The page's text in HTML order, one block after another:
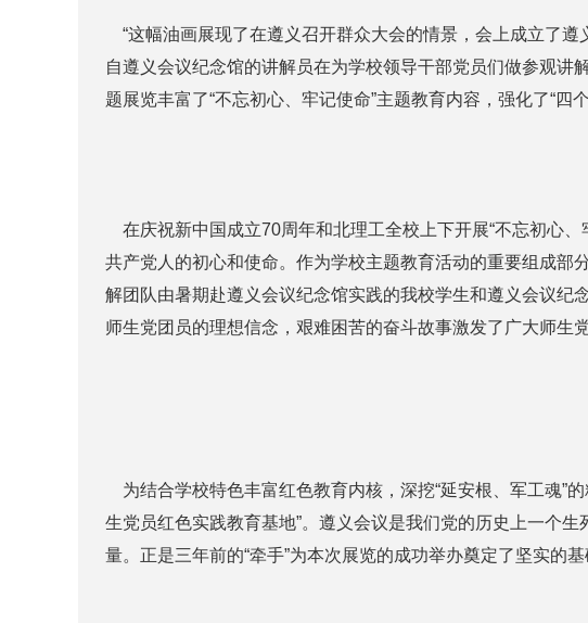
“这幅油画展现了在遵义召开群众大会的情景，会上成立了
自遵义会议纪念馆的讲解员在为学校领导干部党员们做参观讲
题展览丰富了“不忘初心、牢记使命”主题教育内容，强化了“四
在庆祝新中国成立70周年和北理工全校上下开展“不忘初心
共产党人的初心和使命。作为学校主题教育活动的重要组成
解团队由暑期赴遵义会议纪念馆实践的我校学生和遵义会议纪
师生党团员的理想信念，艰难困苦的奋斗故事激发了广大师生
为结合学校特色丰富红色教育内核，深挖“延安根、军工魂”
生党员红色实践教育基地”。遵义会议是我们党的历史上一个
量。正是三年前的“牵手”为本次展览的成功举办奠定了坚实的基